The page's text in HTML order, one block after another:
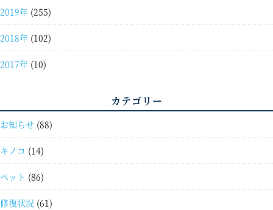
2019年 (255)
2018年 (102)
2017年 (10)
カテゴリー
お知らせ (88)
キノコ (14)
ペット (86)
修復状況 (61)